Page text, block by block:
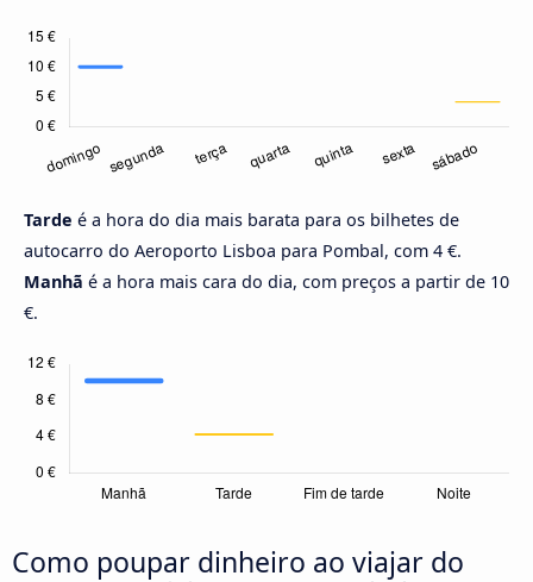
Tarde é a hora do dia mais barata para os bilhetes de
autocarro do Aeroporto Lisboa para Pombal, com 4 €.
Manhã é a hora mais cara do dia, com preços a partir de 10
€.
Como poupar dinheiro ao viajar do